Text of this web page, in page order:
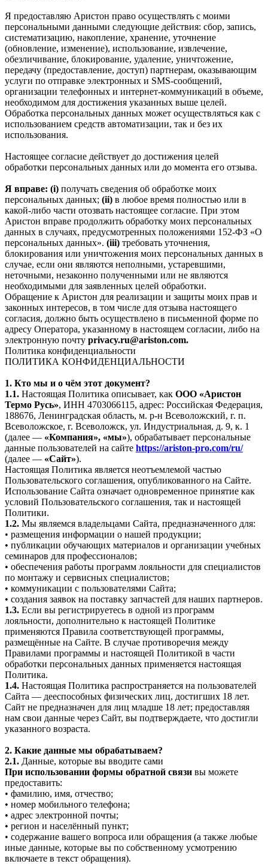
Я предоставляю Аристон право осуществлять с моими
персональными данными следующие действия: сбор, запись,
систематизацию, накопление, хранение, уточнение
(обновление, изменение), использование, извлечение,
обезличивание, блокирование, удаление, уничтожение,
передачу (предоставление, доступ) партнерам, оказывающим
услуги по отправке электронных и SMS‑сообщений,
организации телефонных и интернет‑коммуникаций в объеме,
необходимом для достижения указанных выше целей.
Обработка персональных данных может осуществляться как с
использованием средств автоматизации, так и без их
использования.
Настоящее согласие действует до достижения целей
обработки персональных данных или до момента его отзыва.
Я вправе: (i) получать сведения об обработке моих
персональных данных; (ii) в любое время полностью или в
какой-либо части отозвать настоящее согласие. При этом
Аристон вправе продолжить обработку моих персональных
данных в случаях, предусмотренных положениями 152-ФЗ «О
персональных данных». (iii) требовать уточнения,
блокирования или уничтожения моих персональных данных в
случае, если они являются неполными, устаревшими,
неточными, незаконно полученными или не являются
необходимыми для заявленных целей обработки.
Обращение к Аристон для реализации и защиты моих прав и
законных интересов, в том числе для отзыва настоящего
согласия, должно быть осуществлено в письменной форме по
адресу Оператора, указанному в настоящем согласии, либо на
электронную почту privacy.ru@ariston.com.
Политика конфиденциальности
ПОЛИТИКА КОНФИДЕНЦИАЛЬНОСТИ
1. Кто мы и о чём этот документ?
1.1. Настоящая Политика описывает, как ООО «Аристон
Термо Русь», ИНН 4703066115, адрес: Российская Федерация,
188676, Ленинградская область, м. р-н Всеволожский, г. п.
Всеволожское, г. Всеволожск, ул. Индустриальная, д. 9, к. 1
(далее — «Компания», «мы»), обрабатывает персональные
данные пользователей на сайте https://ariston-pro.com/ru/
(далее — «Сайт»).
Настоящая Политика является неотъемлемой частью
Пользовательского соглашения, опубликованного на Сайте.
Использование Сайта означает одновременное принятие как
условий Пользовательского соглашения, так и настоящей
Политики.
1.2. Мы являемся владельцами Сайта, предназначенного для:
• размещения информации о нашей продукции;
• публикации обучающих материалов и организации учебных
семинаров для профессионалов;
• обеспечения работы программ лояльности для специалистов
по монтажу и сервисных специалистов;
• коммуникации с пользователями Сайта;
• создания заявок на поставку запчастей для наших партнеров.
1.3. Если вы регистрируетесь в одной из программ
лояльности, дополнительно к настоящей Политике
применяются Правила соответствующей программы,
размещённые на Сайте. В случае противоречия между
Правилами программы и настоящей Политикой в части
обработки персональных данных применяется настоящая
Политика.
1.4. Настоящая Политика распространяется на пользователей
Сайта — дееспособных физических лиц, достигших 18 лет.
Сайт не предназначен для лиц младше 18 лет; предоставляя
нам свои данные через Сайт, вы подтверждаете, что достигли
указанного возраста.
2. Какие данные мы обрабатываем?
2.1. Данные, которые вы вводите сами
При использовании формы обратной связи вы можете
предоставить:
• фамилию, имя, отчество;
• номер мобильного телефона;
• адрес электронной почты;
• регион и населённый пункт;
• содержание вашего вопроса или обращения (а также любые
иные данные, которые вы по собственному усмотрению
включаете в текст обращения).